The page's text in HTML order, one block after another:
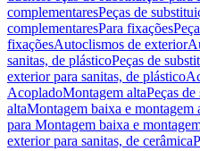
complementaresPeças de
complementaresPara fixações
fixaçõesAutoclismos de exterior
sanitas, de plásticoPeças de
exterior para sanitas, de plástico
AcopladoMontagem altaPeças
altaMontagem baixa e montagem
para Montagem baixa e
exterior para sanitas, de cerâmica